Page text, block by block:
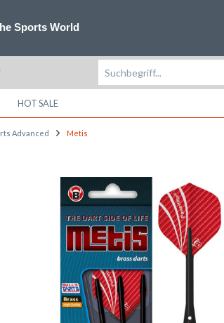
Sports World
HOT SALE
Advanced Metis